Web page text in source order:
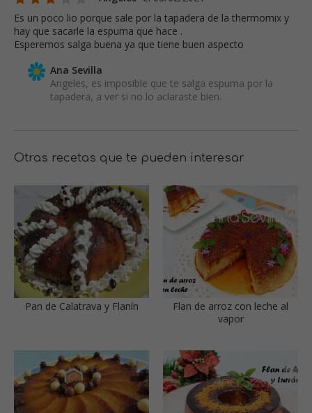
Es un poco lio porque sale por la tapadera de la thermomix y
hay que sacarle la espuma que hace .
Esperemos salga buena ya que tiene buen aspecto
Ana Sevilla
Angeles, es imposible que te salga espuma por la
tapadera, a ver si no lo aclaraste bien.
Otras recetas que te pueden interesar
Pan de Calatrava y Flanín
Flan de arroz con leche al
vapor